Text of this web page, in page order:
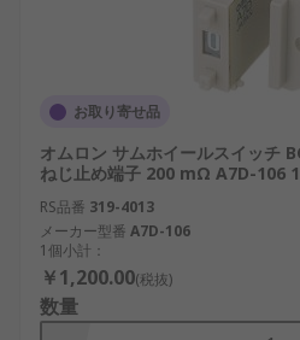
お取り寄せ品
オムロン サムホイールスイッチ
ねじ止め端子 200 mΩ A7D-106
RS品番 319-4013
メーカー型番 A7D-106
1個小計：
￥1,200.00(税抜)
数量